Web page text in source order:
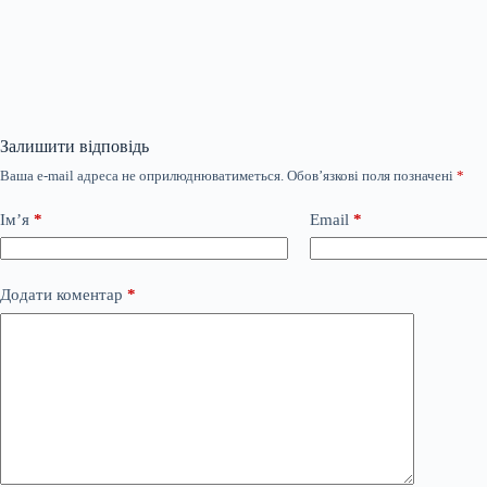
Залишити відповідь
Ваша e-mail адреса не оприлюднюватиметься. Обов’язкові поля позначені *
Ім’я * Email *
Додати коментар *